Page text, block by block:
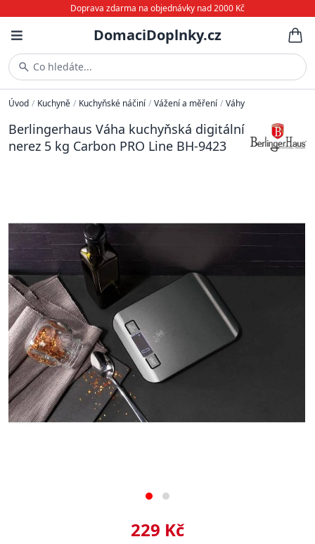
Doprava zdarma na objednávky nad 2000 Kč
DomaciDoplnky.cz
Co hledáte...
Úvod / Kuchyně / Kuchyňské náčiní / Vážení a měření / Váhy
Berlingerhaus Váha kuchyňská digitální
nerez 5 kg Carbon PRO Line BH-9423
229 Kč